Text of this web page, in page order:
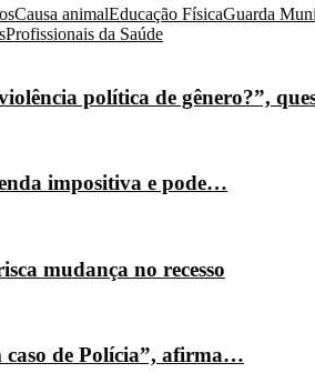
Causa animalEducação FísicaGuarda
Profissionais da Saúde
política de gênero?”,
impositiva e pode…
mudança no recesso
caso de Polícia”, afirma…